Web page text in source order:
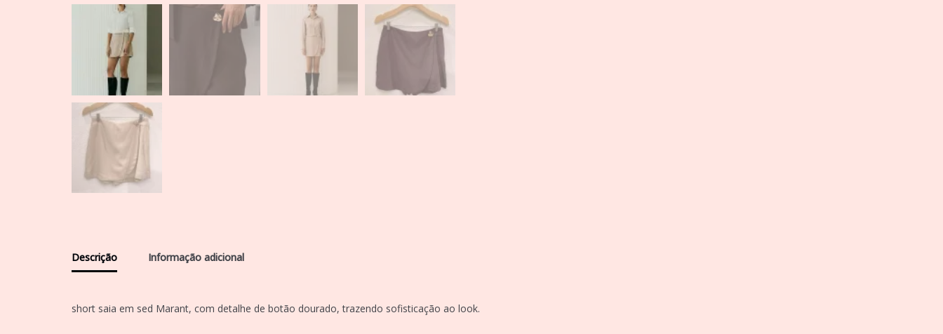
Descrição Informação adicional
short saia em sed Marant, com detalhe de botão dourado, trazendo sofisticação ao look.